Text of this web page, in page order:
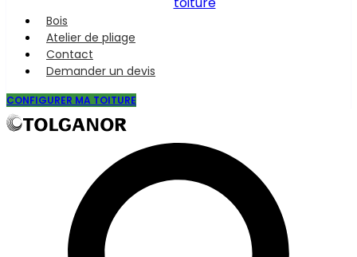
Bois
Atelier de pliage
Contact
Demander un devis
CONFIGURER MA TOITURE